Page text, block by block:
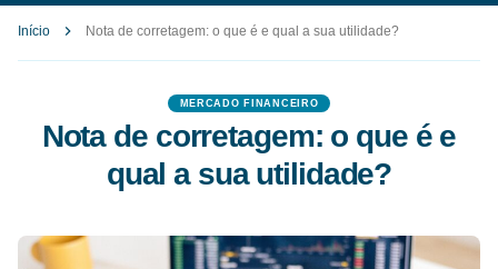
Início Nota de corretagem: o que é e qual a sua utilidade?
MERCADO FINANCEIRO
Nota de corretagem: o que é e
qual a sua utilidade?